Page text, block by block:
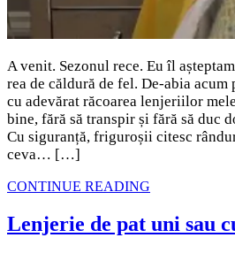
A venit. Sezonul rece. Eu îl
rea de căldură de fel. De-abia acum
cu adevărat răcoarea lenjeriilor
bine, fără să transpir și fără să duc
Cu siguranță, friguroșii citesc
ceva… […]
CONTINUE READING
Lenjerie de pat uni sau